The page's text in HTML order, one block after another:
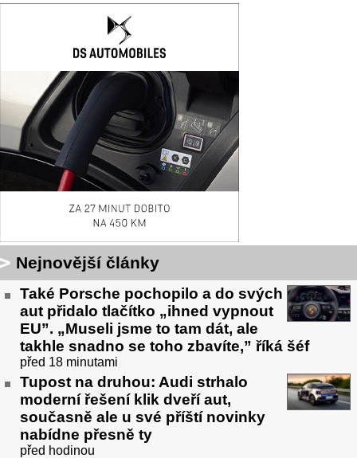
Nejnovější články
Také Porsche pochopilo a do svých
aut přidalo tlačítko „ihned vypnout
EU”. „Museli jsme to tam dát, ale
takhle snadno se toho zbavíte,” říká šéf
před 18 minutami
Tupost na druhou: Audi strhalo
moderní řešení klik dveří aut,
současně ale u své příští novinky
nabídne přesně ty
před hodinou